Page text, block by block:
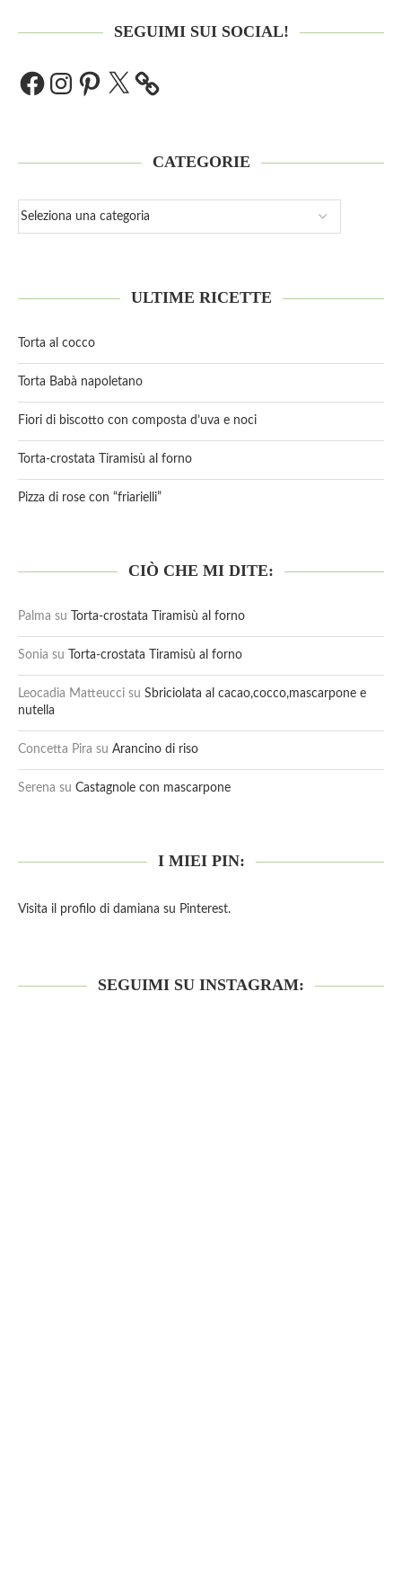
SEGUIMI SUI SOCIAL!
CATEGORIE
ULTIME RICETTE
Torta al cocco
Torta Babà napoletano
Fiori di biscotto con composta d’uva e noci
Torta-crostata Tiramisù al forno
Pizza di rose con “friarielli”
CIÒ CHE MI DITE:
Palma su Torta-crostata Tiramisù al forno
Sonia su Torta-crostata Tiramisù al forno
Leocadia Matteucci su Sbriciolata al cacao,cocco,mascarpone e
nutella
Concetta Pira su Arancino di riso
Serena su Castagnole con mascarpone
I MIEI PIN:
Visita il profilo di damiana su Pinterest.
SEGUIMI SU INSTAGRAM: